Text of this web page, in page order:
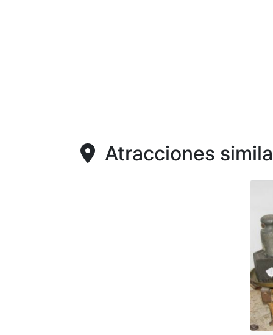
Atracciones